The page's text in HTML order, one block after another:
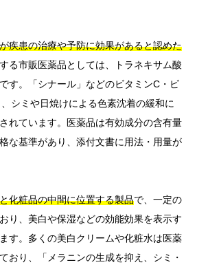
疾患の治療や予防に効果があると認めた
る市販医薬品としては、トラネキサム酸
す。「シナール」などのビタミンC・ビ
シミや日焼けによる色素沈着の緩和に
れています。医薬品は有効成分の含有量
な基準があり、添付文書に用法・用量が
化粧品の中間に位置する製品で、一定の
り、美白や保湿などの効能効果を表示す
す。多くの美白クリームや化粧水は医薬
おり、「メラニンの生成を抑え、シミ・